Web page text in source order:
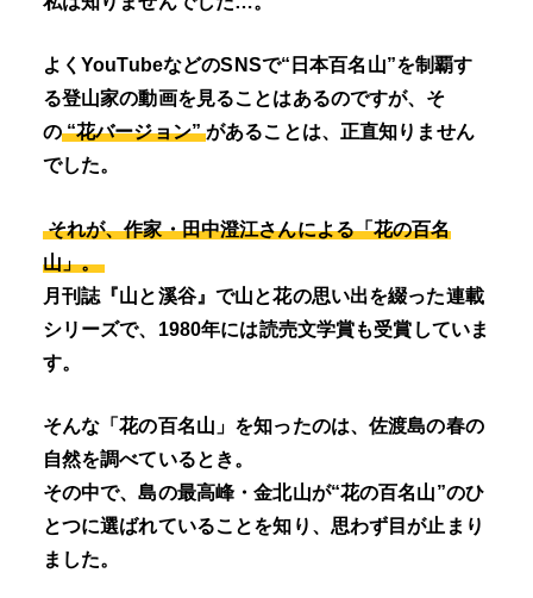
よくYouTubeなどのSNSで“日本百名山”を制覇す
る登山家の動画を見ることはあるのですが、そ
の “花バージョン” があることは、正直知りません
でした。
それが、作家・田中澄江さんによる「花の百名
山」。
月刊誌『山と溪谷』で山と花の思い出を綴った連載
シリーズで、1980年には読売文学賞も受賞していま
す。
そんな「花の百名山」を知ったのは、佐渡島の春の
自然を調べているとき。
その中で、島の最高峰・金北山が“花の百名山”のひ
とつに選ばれていることを知り、思わず目が止まり
ました。